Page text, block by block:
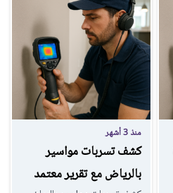
منذ 3 أشهر
كشف تسربات مواسير
بالرياض مع تقرير معتمد